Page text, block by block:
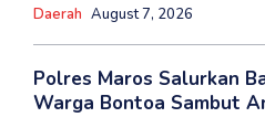
Daerah August 7, 2026
Polres Maros Salurkan
Warga Bontoa Sambut